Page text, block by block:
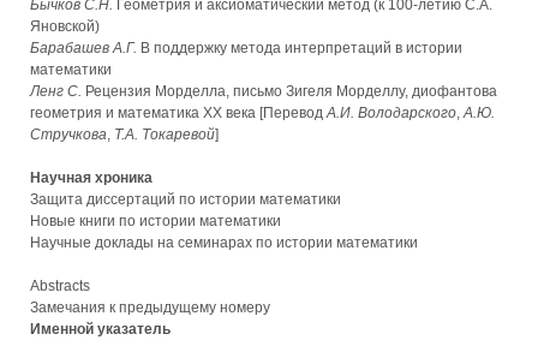
Бычков С.Н. Геометрия и аксиоматический метод (к 100-летию С.А.
Яновской)
Барабашев А.Г. В поддержку метода интерпретаций в истории
математики
Ленг С. Рецензия Морделла, письмо Зигеля Морделлу, диофантова
геометрия и математика XX века [ПереводА.И. Володарского,А.Ю.
Стручкова, Т.А. Токаревой]
Научная хроника
Защита диссертаций по истории математики
Новые книги по истории математики
Научные доклады на семинарах по истории математики
Abstracts
Замечания к предыдущему номеру
Именной указатель